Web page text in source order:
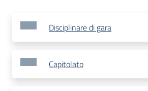
Disciplinare di gara
Capitolato